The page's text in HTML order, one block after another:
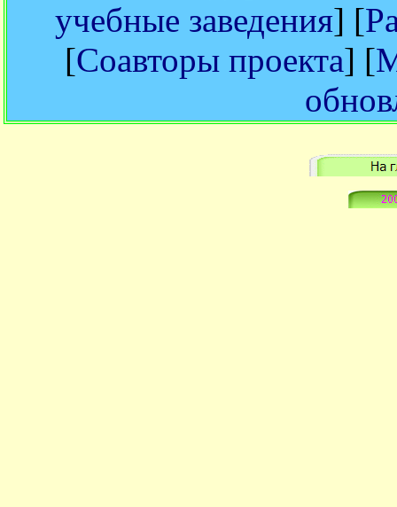
учебные заведения] [
[Соавторы проекта] [